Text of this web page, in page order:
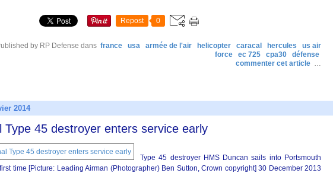
Repost 0
by RP Defense dans france usa armée de l'air helicopter caracal hercules
us air
force
ec 725 cpa30
défense
commenter cet article …
2014
Type 45 destroyer enters service early
Type 45 destroyer HMS Duncan sails into Portsmouth
time [Picture: Leading Airman (Photographer) Ben Sutton, Crown copyright] 30 December 2013